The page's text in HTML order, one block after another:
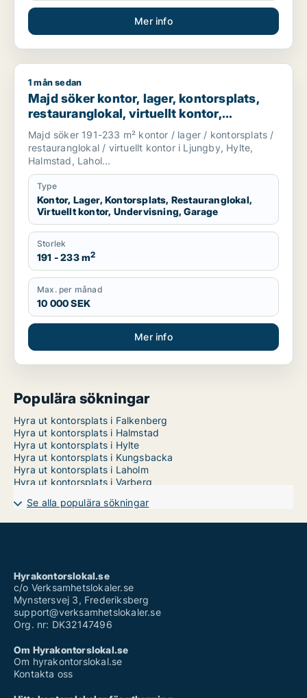
Mer info
Majd söker kontor, lager, kontorsplats, restauranglokal,
1 mån sedan
Majd söker kontor, lager, kontorsplats,
restauranglokal, virtuellt kontor,
undervisning eller garage för uthyrning i
Ljungby, Hylte eller Halmstad m.fl.
Majd söker 191-233 m² kontor / lager / kontorsplats /
restauranglokal / virtuellt kontor i Ljungby, Hylte,
Halmstad, Lahol...
Type
Kontor, Lager, Kontorsplats, Restauranglokal,
Virtuellt kontor, Undervisning, Garage
Storlek
191 - 233 m2
Max. per månad
10 000 SEK
Mer info
Populära sökningar
Hyra ut kontorsplats i Falkenberg
Hyra ut kontorsplats i Halmstad
Hyra ut kontorsplats i Hylte
Hyra ut kontorsplats i Kungsbacka
Hyra ut kontorsplats i Laholm
Hyra ut kontorsplats i Varberg
Se alla populära sökningar
Hyrakontorslokal.se
c/o Verksamhetslokaler.se
Mynstersvej 3, Frederiksberg
support@verksamhetslokaler.se
Org. nr: DK32147496
Om Hyrakontorslokal.se
Om hyrakontorslokal.se
Kontakta oss